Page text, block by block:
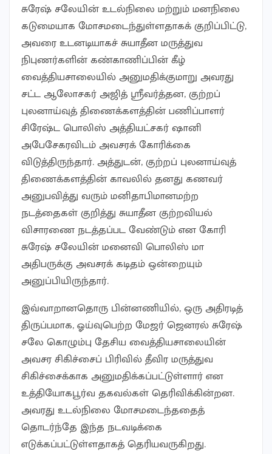
சுரேஷ் சலேயின் உடல்நிலை மற்றும் மனநிலை
கடுமையாக மோசமடைந்துள்ளதாகக் குறிப்பிட்டு,
அவரை உடனடியாகச் சுயாதீன மருத்துவ
நிபுணர்களின் கண்காணிப்பின் கீழ்
வைத்தியசாலையில் அனுமதிக்குமாறு அவரது
சட்ட ஆலோசகர் அஜித் ஸ்ரீவர்த்தன, குற்றப்
புலனாய்வுத் திணைக்களத்தின் பணிப்பாளர்
சிரேஷ்ட பொலிஸ் அத்தியட்சகர் ஷானி
அபேசேகரவிடம் அவசரக் கோரிக்கை
விடுத்திருந்தார். அத்துடன், குற்றப் புலனாய்வுத்
திணைக்களத்தின் காவலில் தனது கணவர்
அனுபவித்து வரும் மனிதாபிமானமற்ற
நடத்தைகள் குறித்து சுயாதீன குற்றவியல்
விசாரணை நடத்தப்பட வேண்டும் என கோரி
சுரேஷ் சலேயின் மனைவி பொலிஸ் மா
அதிபருக்கு அவசரக் கடிதம் ஒன்றையும்
அனுப்பியிருந்தார்.
இவ்வாறானதொரு பின்னணியில், ஒரு அதிரடித்
திருப்பமாக, ஓய்வுபெற்ற மேஜர் ஜெனரல் சுரேஷ்
சலே கொழும்பு தேசிய வைத்தியசாலையின்
அவசர சிகிச்சைப் பிரிவில் தீவிர மருத்துவ
சிகிச்சைக்காக அனுமதிக்கப்பட்டுள்ளார் என
உத்தியோகபூர்வ தகவல்கள் தெரிவிக்கின்றன.
அவரது உடல்நிலை மோசமடைந்ததைத்
தொடர்ந்தே இந்த நடவடிக்கை
எடுக்கப்பட்டுள்ளதாகத் தெரியவருகிறது.